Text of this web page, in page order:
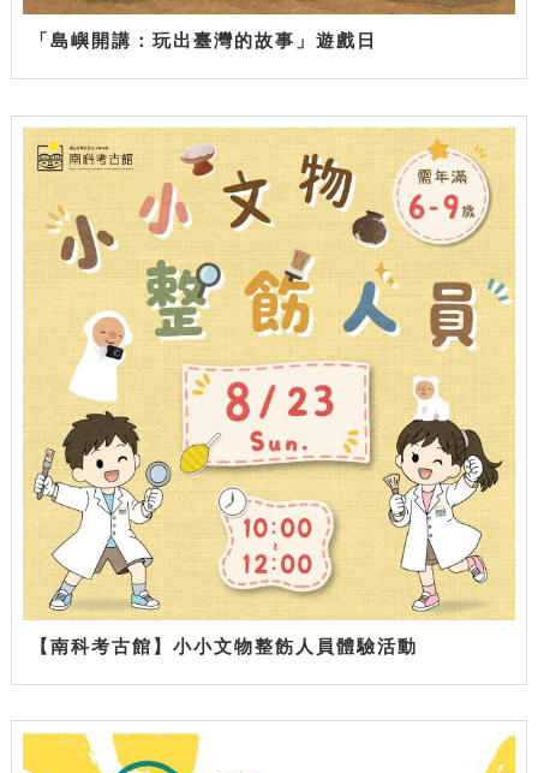
「島嶼開講：玩出臺灣的故事」遊戲日
【南科考古館】小小文物整飭人員體驗活動